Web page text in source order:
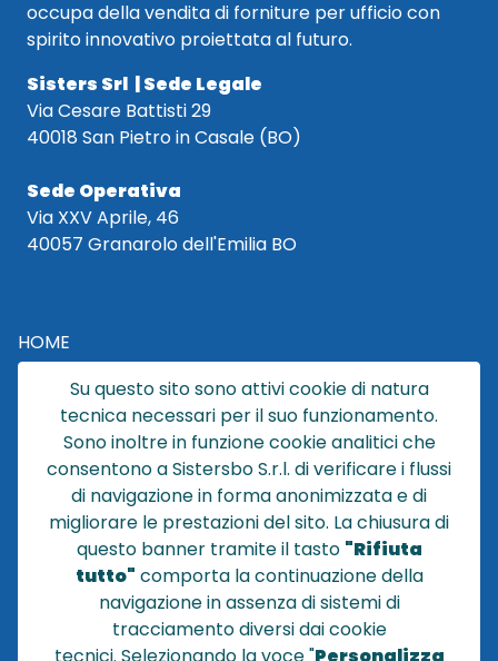
occupa della vendita di forniture per ufficio con
spirito innovativo proiettata al futuro.
Sisters Srl | Sede Legale
Via Cesare Battisti 29
40018 San Pietro in Casale (BO)
Sede Operativa
Via XXV Aprile, 46
40057 Granarolo dell'Emilia BO
HOME
CATALOGO
CHI SIAMO
NEWS
CONTATTACI
CONDIZIONI DI VENDITA
POLICY PRIVACY
NOTE LEGALI
Su questo sito sono attivi cookie di natura
tecnica necessari per il suo funzionamento.
Sono inoltre in funzione cookie analitici che
consentono a Sistersbo S.r.l. di verificare i flussi
di navigazione in forma anonimizzata e di
migliorare le prestazioni del sito. La chiusura di
questo banner tramite il tasto "Rifiuta
tutto" comporta la continuazione della
navigazione in assenza di sistemi di
tracciamento diversi dai cookie